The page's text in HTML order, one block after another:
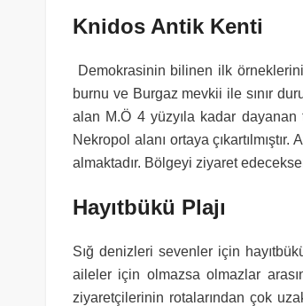
Knidos Antik Kenti
Demokrasinin bilinen ilk
burnu ve Burgaz mevkii ile sınır
alan M.Ö 4 yüzyıla kadar dayanan
Nekropol alanı ortaya
almaktadır. Bölgeyi ziyaret
Hayıtbükü Plajı
Sığ denizleri sevenler için
aileler için olmazsa olmazlar
ziyaretçilerinin rotalarından çok